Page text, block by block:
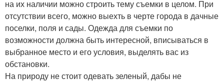
на их наличии можно строить тему съемки в целом. При
отсутствии всего, можно выехть в черте города в дачные
поселки, поля и сады. Одежда для съемки по
возможности должна быть интересной, вписываться в
выбранное место и его условия, выделять вас из
обстановки.
На природу не стоит одевать зеленый, дабы не